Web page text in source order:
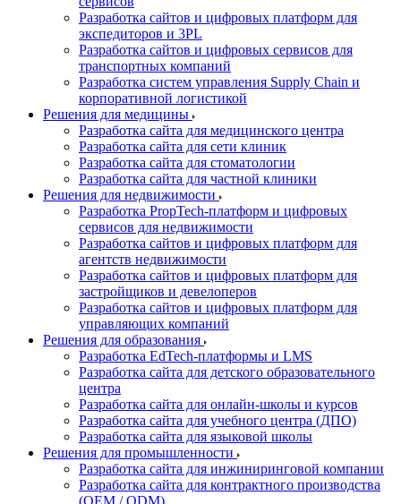
Разработка сайтов и цифровых платформ для
экспедиторов и 3PL
Разработка сайтов и цифровых сервисов для
транспортных компаний
Разработка систем управления Supply Chain и
корпоративной логистикой
Решения для медицины
Разработка сайта для медицинского центра
Разработка сайта для сети клиник
Разработка сайта для стоматологии
Разработка сайта для частной клиники
Решения для недвижимости
Разработка PropTech-платформ и цифровых
сервисов для недвижимости
Разработка сайтов и цифровых платформ для
агентств недвижимости
Разработка сайтов и цифровых платформ для
застройщиков и девелоперов
Разработка сайтов и цифровых платформ для
управляющих компаний
Решения для образования
Разработка EdTech-платформы и LMS
Разработка сайта для детского образовательного
центра
Разработка сайта для онлайн-школы и курсов
Разработка сайта для учебного центра (ДПО)
Разработка сайта для языковой школы
Решения для промышленности
Разработка сайта для инжиниринговой компании
Разработка сайта для контрактного производства
(OEM / ODM)